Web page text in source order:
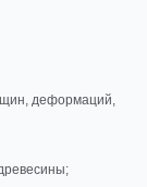
деформаций,